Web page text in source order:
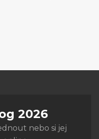
2026
nebo si jej